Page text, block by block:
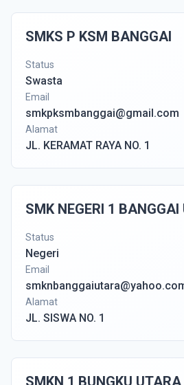
SMKS P KSM BANGGAI
Status
Swasta
Email
smkpksmbanggai@gmail.com
Alamat
JL. KERAMAT RAYA NO. 1
SMK NEGERI 1
Status
Negeri
Email
Alamat
JL. SISWA NO. 1
SMKN 1 BUNGKU UTARA